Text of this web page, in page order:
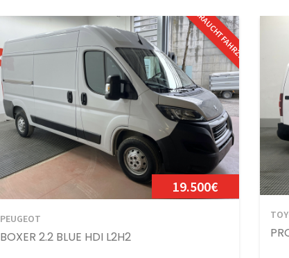
GEBRAUCHTFAHRZEUG
19.500€
PEUGEOT
BOXER 2.2 BLUE HDI L2H2